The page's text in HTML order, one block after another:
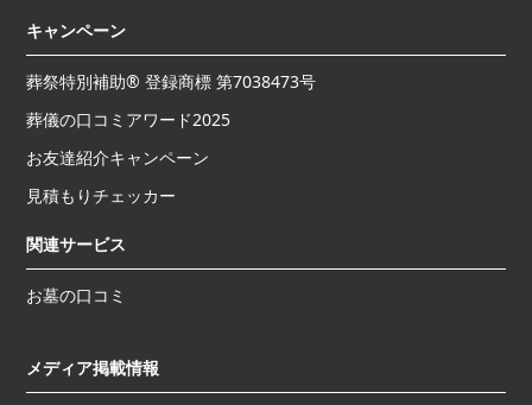
キャンペーン
葬祭特別補助® 登録商標 第7038473号
葬儀の口コミアワード2025
お友達紹介キャンペーン
見積もりチェッカー
関連サービス
お墓の口コミ
メディア掲載情報